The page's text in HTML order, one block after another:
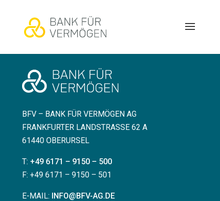
BFV – BANK FÜR VERMÖGEN AG
FRANKFURTER LANDSTRASSE 62 A
61440 OBERURSEL
T: +49 6171 – 9150 – 500
F: +49 6171 – 9150 – 501
E-MAIL: INFO@BFV-AG.DE